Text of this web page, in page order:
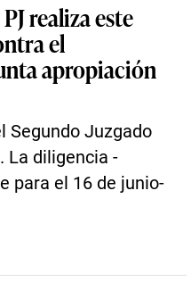
realiza este
el
apropiación
Segundo Juzgado
La diligencia -
para el 16 de junio-